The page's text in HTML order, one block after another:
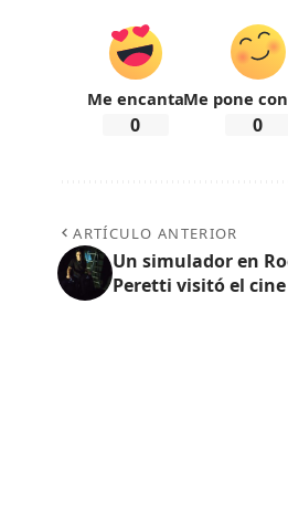
Me encanta
0
Me pone
0
ARTÍCULO ANTERIOR
Un simulador en
Peretti visitó el